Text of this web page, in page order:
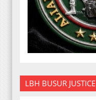
LBH BUSUR JUSTICE